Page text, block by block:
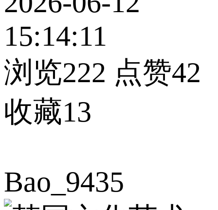
15:14:11
浏览222 点赞42
收藏13
Bao_9435